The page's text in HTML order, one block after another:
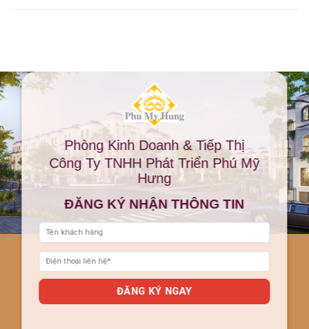
Phòng Kinh Doanh & Tiếp Thị
Công Ty TNHH Phát Triển Phú Mỹ
Hưng
ĐĂNG KÝ NHẬN THÔNG TIN